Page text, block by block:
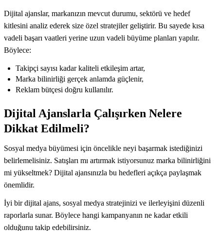
Dijital ajanslar, markanızın mevcut durumu, sektörü ve hedef
kitlesini analiz ederek size özel stratejiler geliştirir. Bu sayede kısa
vadeli başarı vaatleri yerine uzun vadeli büyüme planları yapılır.
Böylece:
Takipçi sayısı kadar kaliteli etkileşim artar,
Marka bilinirliği gerçek anlamda güçlenir,
Reklam bütçesi doğru kullanılır.
Dijital Ajanslarla Çalışırken Nelere
Dikkat Edilmeli?
Sosyal medya büyümesi için öncelikle neyi başarmak istediğinizi
belirlemelisiniz. Satışları mı artırmak istiyorsunuz marka bilinirliğini
mi yükseltmek? Dijital ajansınızla bu hedefleri açıkça paylaşmak
önemlidir.
İyi bir dijital ajans, sosyal medya stratejinizi ve ilerleyişini düzenli
raporlarla sunar. Böylece hangi kampanyanın ne kadar etkili
olduğunu takip edebilirsiniz.